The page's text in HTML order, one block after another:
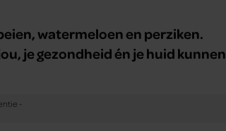
watermeloen en perziken.
je gezondheid én je huid kunnen